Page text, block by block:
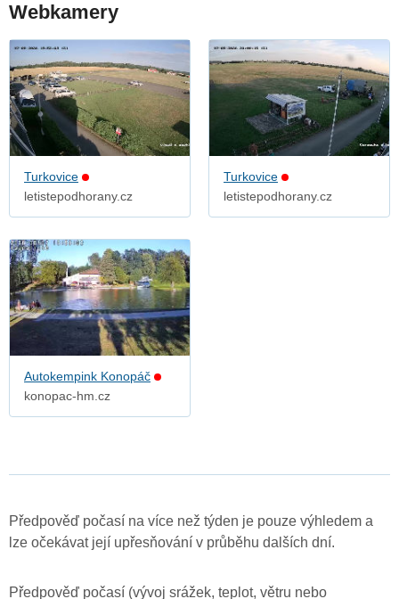
Webkamery
Turkovice
letistepodhorany.cz
Turkovice
letistepodhorany.cz
Autokempink Konopáč
konopac-hm.cz
Předpověď počasí na více než týden je pouze výhledem a
lze očekávat její upřesňování v průběhu dalších dní.
Předpověď počasí (vývoj srážek, teplot, větru nebo